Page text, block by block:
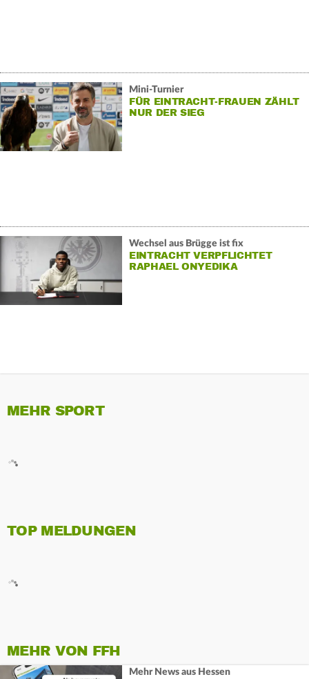
Mini-Turnier
FÜR EINTRACHT-FRAUEN ZÄHLT
NUR DER SIEG
Wechsel aus Brügge ist fix
EINTRACHT VERPFLICHTET
RAPHAEL ONYEDIKA
MEHR SPORT
TOP MELDUNGEN
MEHR VON FFH
Mehr News aus Hessen